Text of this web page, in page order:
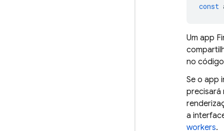
const
Um app
no
Se o app
precisará
a
workers.